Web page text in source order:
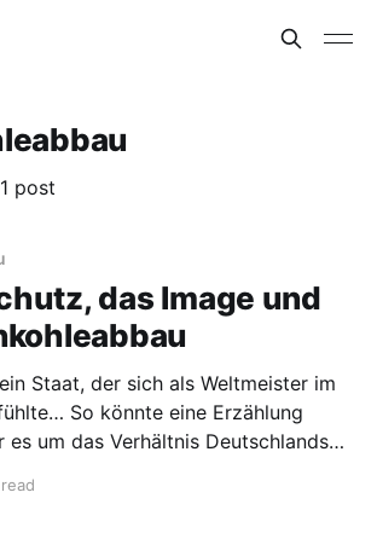
post
das Image und
Staat, der sich als Weltmeister im
So könnte eine Erzählung
es um das Verhältnis Deutschlands
kognitiv dissonante Einstellung ist